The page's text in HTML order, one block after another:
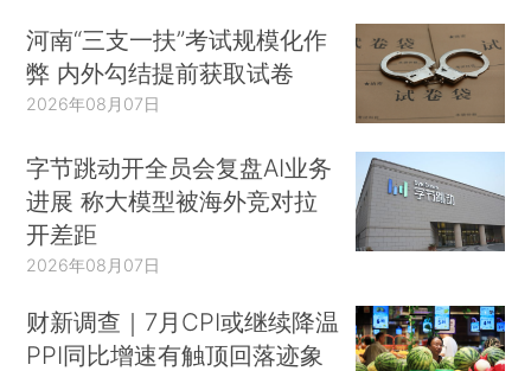
河南“三支一扶”考试规模化作
弊 内外勾结提前获取试卷
2026年08月07日
字节跳动开全员会复盘AI业务
进展 称大模型被海外竞对拉
开差距
2026年08月07日
财新调查｜7月CPI或继续降温
PPI同比增速有触顶回落迹象